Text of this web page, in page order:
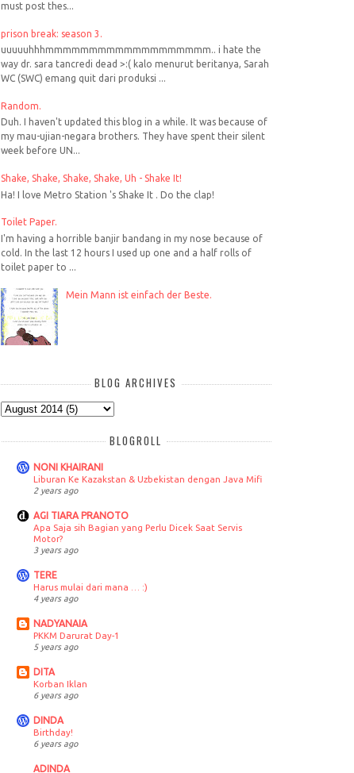
must post thes...
prison break: season 3.
uuuuuhhhmmmmmmmmmmmmmmmmmmm.. i hate the
way dr. sara tancredi dead >:( kalo menurut beritanya, Sarah
WC (SWC) emang quit dari produksi ...
Random.
Duh. I haven't updated this blog in a while. It was because of
my mau-ujian-negara brothers. They have spent their silent
week before UN...
Shake, Shake, Shake, Shake, Uh - Shake It!
Ha! I love Metro Station 's Shake It . Do the clap!
Toilet Paper.
I'm having a horrible banjir bandang in my nose because of
cold. In the last 12 hours I used up one and a half rolls of
toilet paper to ...
Mein Mann ist einfach der Beste.
BLOG ARCHIVES
BLOGROLL
NONI KHAIRANI
Liburan Ke Kazakstan & Uzbekistan dengan Java Mifi
2 years ago
AGI TIARA PRANOTO
Apa Saja sih Bagian yang Perlu Dicek Saat Servis
Motor?
3 years ago
TERE
Harus mulai dari mana … :)
4 years ago
NADYANAIA
PKKM Darurat Day-1
5 years ago
DITA
Korban Iklan
6 years ago
DINDA
Birthday!
6 years ago
ADINDA